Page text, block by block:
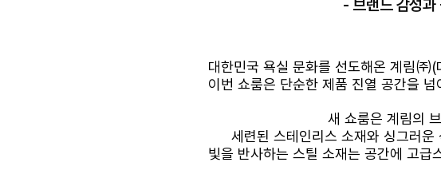
- 브랜드 감성과
대한민국 욕실 문화를 선도해온 계림㈜(
이번 쇼룸은 단순한 제품 진열 공간을 넘
새 쇼룸은 계림의
세련된 스테인리스 소재와 싱그러
빛을 반사하는 스틸 소재는 공간에 고급